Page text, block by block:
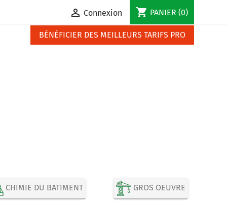
 Connexion shopping_cart PANIER (0)
BÉNÉFICIER DES MEILLEURS TARIFS PRO
CHIMIE DU BATIMENT GROS OEUVRE